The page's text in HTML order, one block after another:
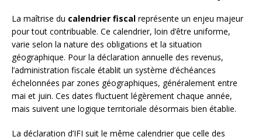
La maîtrise du calendrier fiscal représente un enjeu majeur
pour tout contribuable. Ce calendrier, loin d’être uniforme,
varie selon la nature des obligations et la situation
géographique. Pour la déclaration annuelle des revenus,
l’administration fiscale établit un système d’échéances
échelonnées par zones géographiques, généralement entre
mai et juin. Ces dates fluctuent légèrement chaque année,
mais suivent une logique territoriale désormais bien établie.
La déclaration d’IFI suit le même calendrier que celle des